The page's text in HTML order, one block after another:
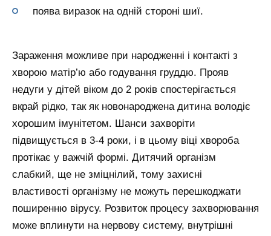
поява виразок на одній стороні шиї.
Зараження можливе при народженні і контакті з
хворою матір’ю або годування груддю. Прояв
недуги у дітей віком до 2 років спостерігається
вкрай рідко, так як новонароджена дитина володіє
хорошим імунітетом. Шанси захворіти
підвищується в 3-4 роки, і в цьому віці хвороба
протікає у важчій формі. Дитячий організм
слабкий, ще не зміцнілий, тому захисні
властивості організму не можуть перешкоджати
поширенню вірусу. Розвиток процесу захворювання
може вплинути на нервову систему, внутрішні